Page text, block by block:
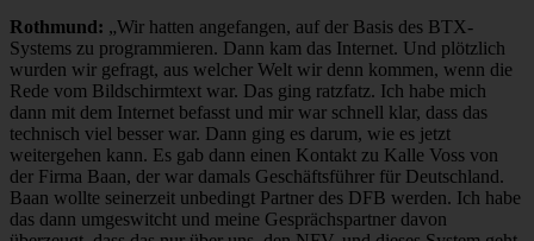
Rothmund: „Wir hatten angefangen, auf der Basis des BTX-
Systems zu programmieren. Dann kam das Internet. Und plötzlich
wurden wir gefragt, aus welcher Welt wir denn kommen, wenn die
Rede vom Bildschirmtext war. Das ging ratzfatz. Ich habe mich
dann mit dem Internet befasst und mir war schnell klar, dass das
technisch viel besser war. Dann ging es darum, wie es jetzt
weitergehen kann. Es gab dann einen Kontakt zu Kalle Voss von
der Firma Baan, der war damals Geschäftsführer für Deutschland.
Baan wollte seinerzeit unbedingt Partner des DFB werden. Ich habe
das dann umgeswitcht und meine Gesprächspartner davon